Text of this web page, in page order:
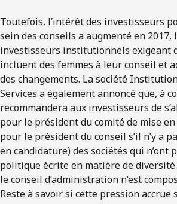
Toutefois, l’intérêt des investisseurs
sein des conseils a augmenté en 2017,
investisseurs institutionnels exigeant
incluent des femmes à leur conseil et
des changements. La société
Services a également annoncé que, à
recommandera aux investisseurs de
pour le président du comité de mise
pour le président du conseil s’il n’y a
en candidature) des sociétés qui n’ont
politique écrite en matière de
le conseil d’administration n’est
Reste à savoir si cette pression